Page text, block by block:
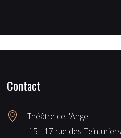
Contact
Théâtre de l'Ange
15 - 17 rue des Teinturiers